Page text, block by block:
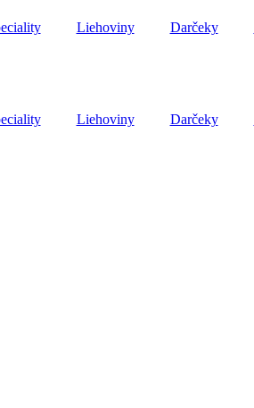
Liehoviny Darčeky
Liehoviny Darčeky